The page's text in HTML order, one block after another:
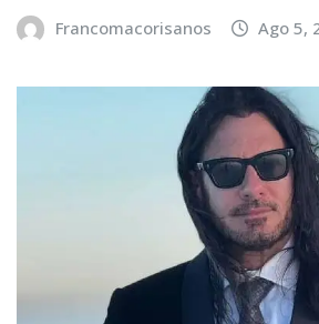
Francomacorisanos Ago 5,